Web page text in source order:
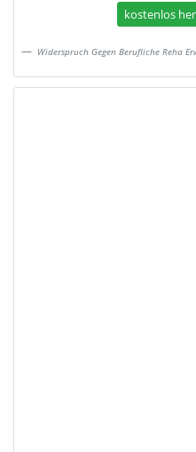
kostenlos
Widerspruch Gegen Berufliche Reha